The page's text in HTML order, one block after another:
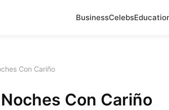
BusinessCelebs
Con Cariño
Con Cariño